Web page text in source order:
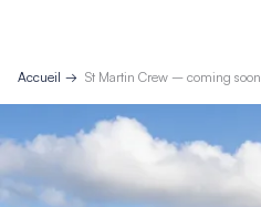
Accueil St Martin Crew – coming soon